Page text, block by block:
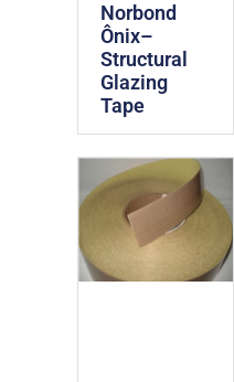
Norbond
Ônix–
Structural
Glazing
Tape